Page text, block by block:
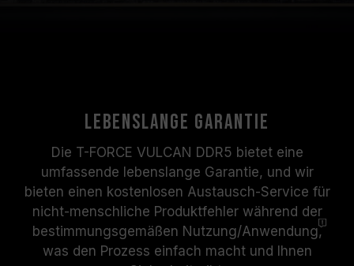
Lebenslange Garantie
Die T-FORCE VULCAN DDR5 bietet eine
umfassende lebenslange Garantie, und wir
bieten einen kostenlosen Austausch-Service für
nicht-menschliche Produktfehler während der
bestimmungsgemäßen Nutzung/Anwendung,
was den Prozess einfach macht und Ihnen